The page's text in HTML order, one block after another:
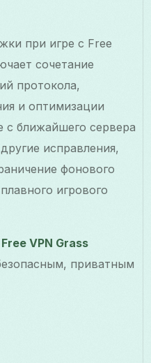
при игре с Free
сочетание
протокола,
и оптимизации
с ближайшего сервера
исправления,
фонового
игрового
VPN Grass
приватным